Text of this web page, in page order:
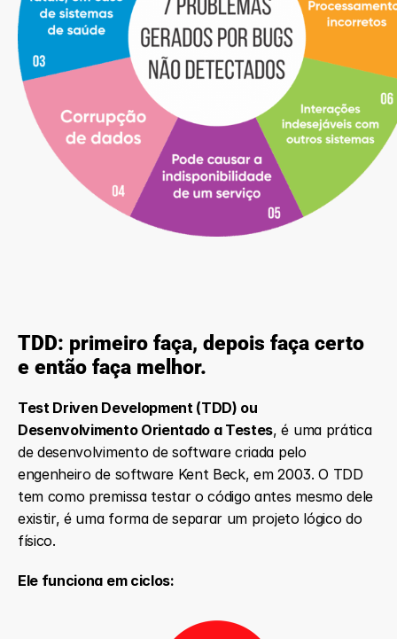
TDD: primeiro faça, depois faça certo
e então faça melhor.
Test Driven Development (TDD) ou
Desenvolvimento Orientado a Testes, é uma prática
de desenvolvimento de software criada pelo
engenheiro de software Kent Beck, em 2003. O TDD
tem como premissa testar o código antes mesmo dele
existir, é uma forma de separar um projeto lógico do
físico.
Ele funciona em ciclos: